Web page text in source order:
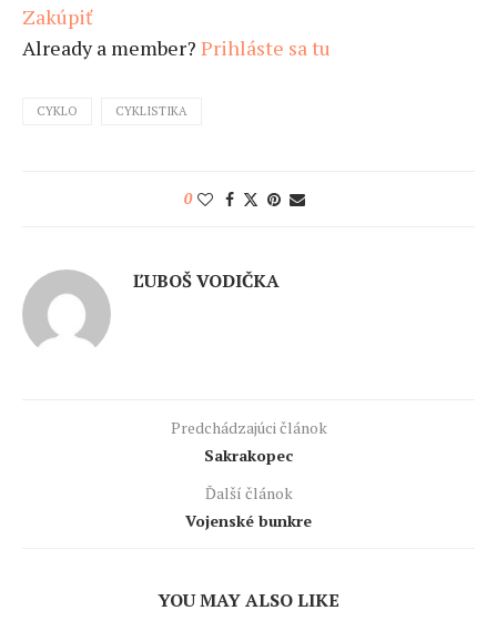
Zakúpiť
Already a member? Prihláste sa tu
CYKLO CYKLISTIKA
0
ĽUBOŠ VODIČKA
Predchádzajúci článok
Sakrakopec
Ďalší článok
Vojenské bunkre
YOU MAY ALSO LIKE